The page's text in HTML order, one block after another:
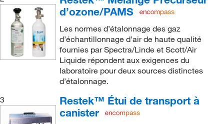
d’ozone/PAMS
Les normes d’étalonnage des gaz
d’échantillonnage d’air de haute qualité
fournies par Spectra/Linde et Scott/Air
Liquide répondent aux exigences du
laboratoire pour deux sources distinctes
d’étalonnage.
3
Restek™ Étui de transport à
canister